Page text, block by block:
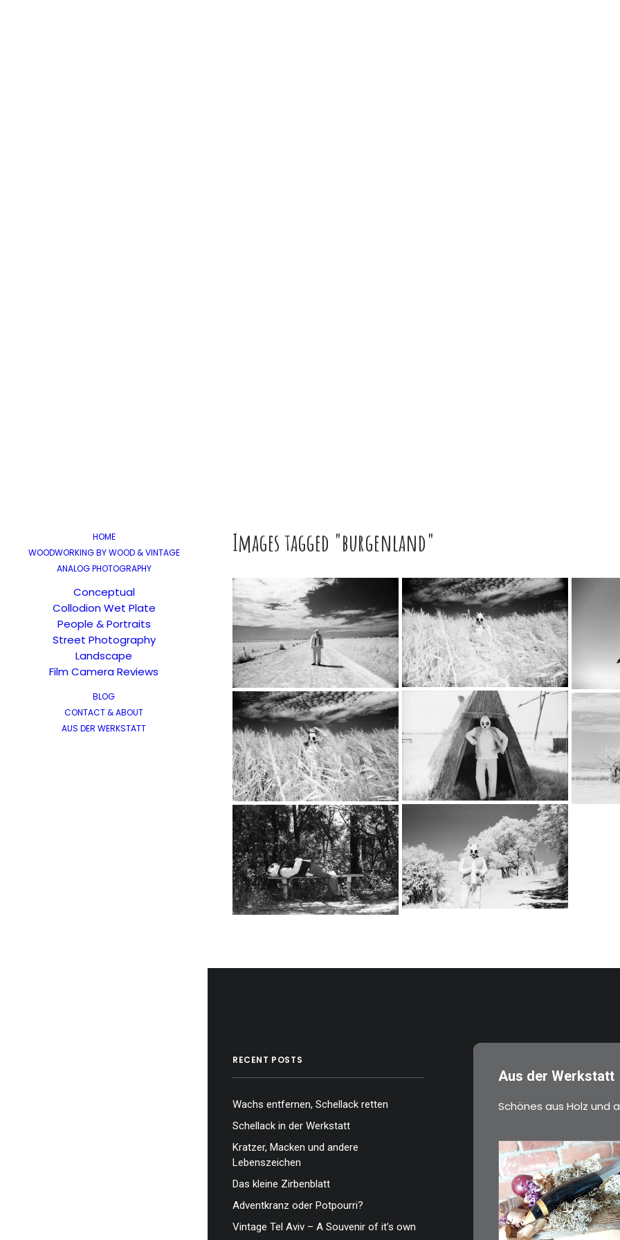
HOME
WOODWORKING BY WOOD & VINTAGE
ANALOG PHOTOGRAPHY
Conceptual
Collodion Wet Plate
People & Portraits
Street Photography
Landscape
Film Camera Reviews
BLOG
CONTACT & ABOUT
AUS DER WERKSTATT
Images tagged "burgenland"
… …
…
…
RECENT POSTS
Wachs entfernen, Schellack retten
Schellack in der Werkstatt
Kratzer, Macken und andere
Lebenszeichen
Das kleine Zirbenblatt
Adventkranz oder Potpourri?
Vintage Tel Aviv – A Souvenir of it’s own
Aus der Werkstatt
Schönes aus Holz und
€39,00
Kleines
ideal als…